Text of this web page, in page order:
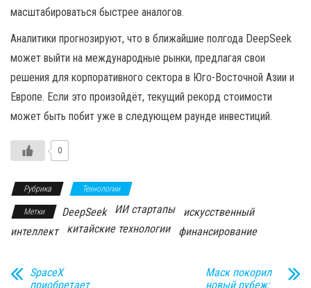
масштабироваться быстрее аналогов.
Аналитики прогнозируют, что в ближайшие полгода DeepSeek
может выйти на международные рынки, предлагая свои
решения для корпоративного сектора в Юго-Восточной Азии и
Европе. Если это произойдёт, текущий рекорд стоимости
может быть побит уже в следующем раунде инвестиций.
0
Рубрика Технологии
Метки DeepSeek ИИ стартапы
искусственный
интеллект
китайские технологии финансирование
SpaceX
приобретает
Маск покорил
новый рубеж: